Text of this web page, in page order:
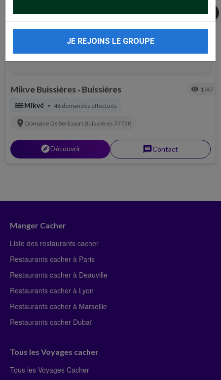
share
Mikve Buissières • Buissières visibility 1747
waterMikvé • 46 demandes effectués
location_on Domaine De Sericourt Buissières 77750
explorerDécouvrir messageContact
Manger Cacher
Liste des restaurants cacher
Restaurants cacher à Paris
Restaurants cacher à Deauville
Restaurants cacher à Lyon
Restaurants cacher à Marseille
Restaurants cacher Dubaï
Tous les Voyages cacher
Tous les Voyages Cacher
JE REJOINS LE GROUPE